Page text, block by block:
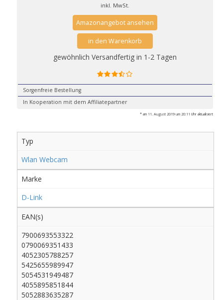
inkl. MwSt.
Amazonangebot ansehen
in den Warenkorb
gewöhnlich Versandfertig in 1-2 Tagen
Sorgenfreie Bestellung
In Kooperation mit dem Affiliatepartner
* am 11. August 2019 um 20:11 Uhr aktualisiert
Typ
Wlan Webcam
Marke
D-Link
EAN(s)
7900693553322
0790069351433
4052305788257
5425655989947
5054531949487
4055895851844
5052883635287